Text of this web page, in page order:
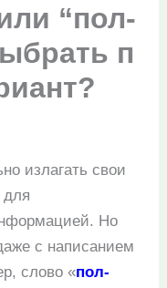
“пол-
п
излагать свои
для
Но
с написанием
слово «пол-